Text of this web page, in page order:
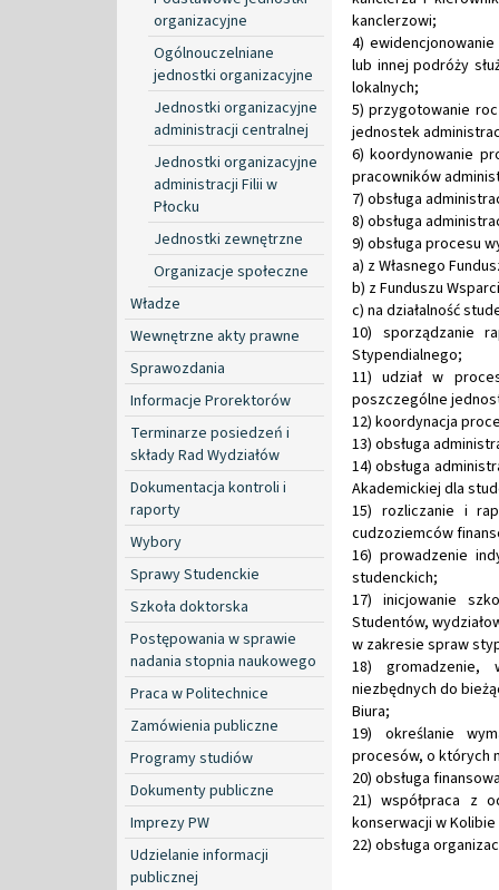
organizacyjne
Ogólnouczelniane
jednostki organizacyjne
Jednostki organizacyjne
administracji centralnej
Jednostki organizacyjne
administracji Filii w
Płocku
Jednostki zewnętrzne
Organizacje społeczne
Władze
Wewnętrzne akty prawne
Sprawozdania
Informacje Prorektorów
Terminarze posiedzeń i
składy Rad Wydziałów
Dokumentacja kontroli i
raporty
Wybory
Sprawy Studenckie
Szkoła doktorska
Postępowania w sprawie
nadania stopnia naukowego
Praca w Politechnice
Zamówienia publiczne
Programy studiów
Dokumenty publiczne
Imprezy PW
Udzielanie informacji
publicznej
kanclerzowi;
4)
lub innej podróży
lokalnych;
5) przygotowanie
jednostek
6) koordynowanie
pracowników
7) obsługa
8) obsługa
9) obsługa procesu
a) z Własnego
b) z Funduszu
c) na działalność
10) sporządzanie
Stypendialnego;
11) udział w
poszczególne
12) koordynacja
13) obsługa
14) obsługa
Akademickiej dla
15) rozliczanie i
cudzoziemców
16) prowadzenie
studenckich;
17) inicjowanie
Studentów,
w zakresie spraw
18) gromadzenie,
niezbędnych do
Biura;
19) określanie
procesów, o których
20) obsługa
21) współpraca z
konserwacji w
22) obsługa